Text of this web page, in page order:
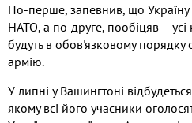
По-перше, запевнив, що Україну
НАТО, а по-друге, пообіцяв – усі
будуть в обов'язковому порядку
армію.
У липні у Вашингтоні
якому всі його учасники